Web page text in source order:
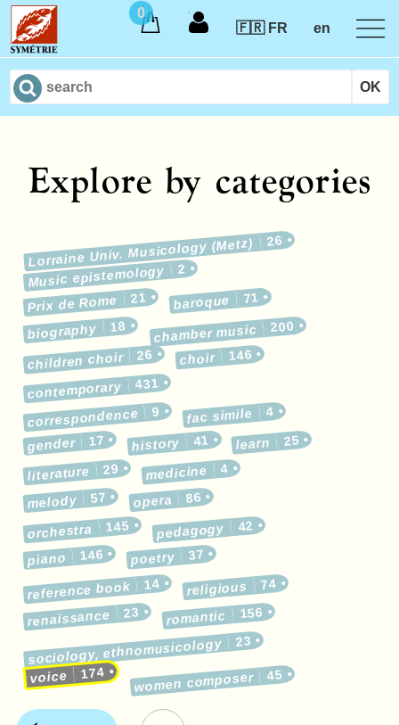
0
🇫🇷 FR
en
Explore by categories
Lorraine Univ. Musicology (Metz) 26
Music epistemology 2
Prix de Rome 21 baroque 71
biography 18 chamber music 200
children choir 26 choir 146
contemporary 431
correspondence 9 fac simile 4
gender 17 history 41 learn 25
literature 29 medicine 4
melody 57 opera 86
orchestra 145 pedagogy 42
piano 146 poetry 37
reference book 14 religious 74
renaissance 23 romantic 156
sociology, ethnomusicology 23
voice 174 women composer 45